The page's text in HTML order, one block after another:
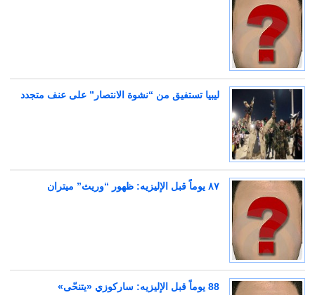
ليبيا تستفيق من “نشوة الانتصار” على عنف متجدد
٨٧ يوماً قبل الإليزيه: ظهور “وريث” ميتران
88 يوماً قبل الإليزيه: ساركوزي «يتنحّى»